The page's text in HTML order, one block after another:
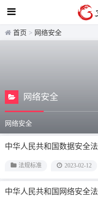
首页 > 网络安全
网络安全
网络安全
中华人民共和国数据安全法
法规标准 2023-02-12
中华人民共和国网络安全法